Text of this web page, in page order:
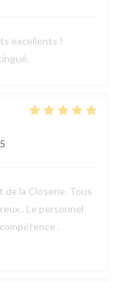
excellents !
de la Closerie. Tous
. Le personnel
.